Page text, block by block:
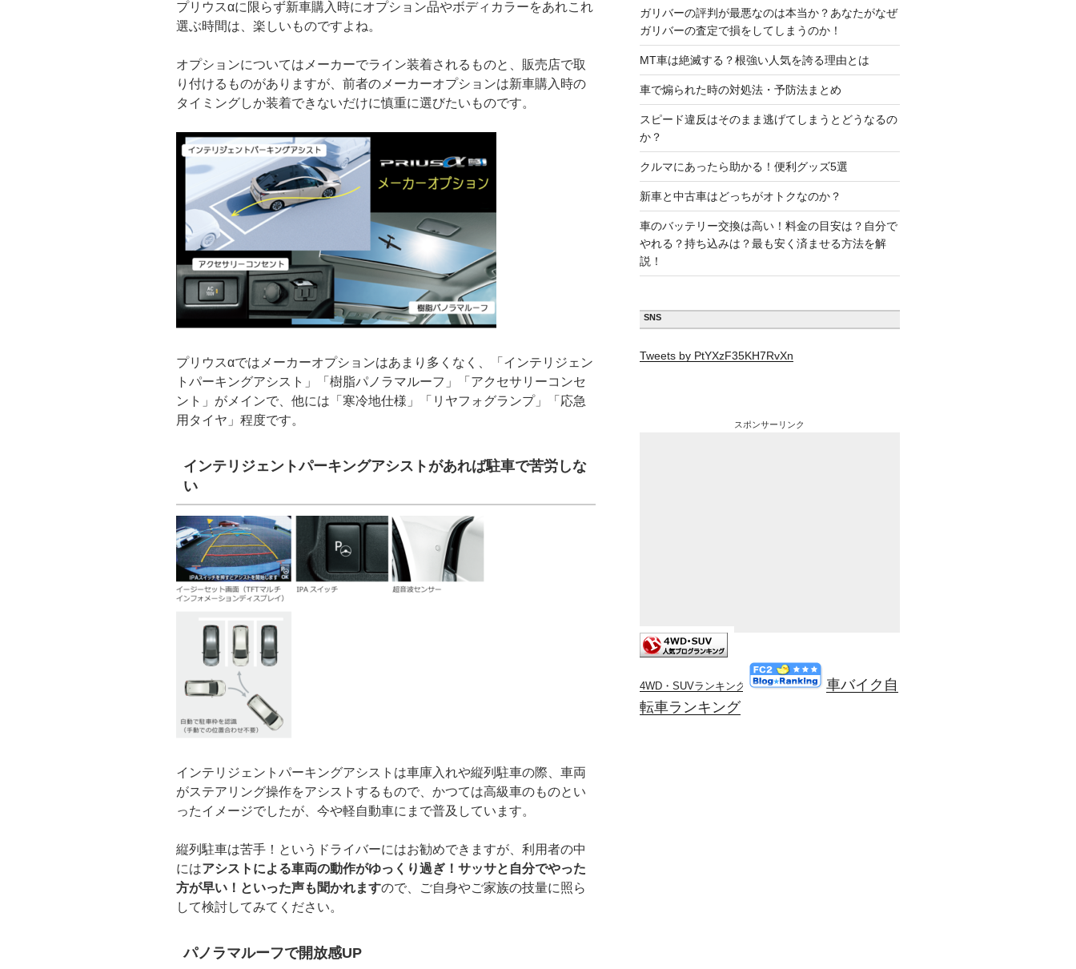
プリウスαに限らず新車購入時にオプション品やボディカラーをあれこれ
選ぶ時間は、楽しいものですよね。
オプションについてはメーカーでライン装着されるものと、販売店で取
り付けるものがありますが、前者のメーカーオプションは新車購入時の
タイミングしか装着できないだけに慎重に選びたいものです。
プリウスαではメーカーオプションはあまり多くなく、「インテリジェン
トパーキングアシスト」「樹脂パノラマルーフ」「アクセサリーコンセ
ント」がメインで、他には「寒冷地仕様」「リヤフォグランプ」「応急
用タイヤ」程度です。
インテリジェントパーキングアシストがあれば駐車で苦労しな
い
インテリジェントパーキングアシストは車庫入れや縦列駐車の際、車両
がステアリング操作をアシストするもので、かつては高級車のものとい
ったイメージでしたが、今や軽自動車にまで普及しています。
縦列駐車は苦手！というドライバーにはお勧めできますが、利用者の中
にはアシストによる車両の動作がゆっくり過ぎ！サッサと自分でやった
方が早い！といった声も聞かれますので、ご自身やご家族の技量に照ら
して検討してみてください。
パノラマルーフで開放感UP
ガリバーの評判が最悪なのは本当か？あなたがなぜ
ガリバーの査定で損をしてしまうのか！
MT車は絶滅する？根強い人気を誇る理由とは
車で煽られた時の対処法・予防法まとめ
スピード違反はそのまま逃げてしまうとどうなるの
か？
クルマにあったら助かる！便利グッズ5選
新車と中古車はどっちがオトクなのか？
車のバッテリー交換は高い！料金の目安は？自分で
やれる？持ち込みは？最も安く済ませる方法を解
説！
SNS
Tweets by PtYXzF35KH7RvXn
スポンサーリンク
4WD・SUVランキング
車バイク自
転車ランキング